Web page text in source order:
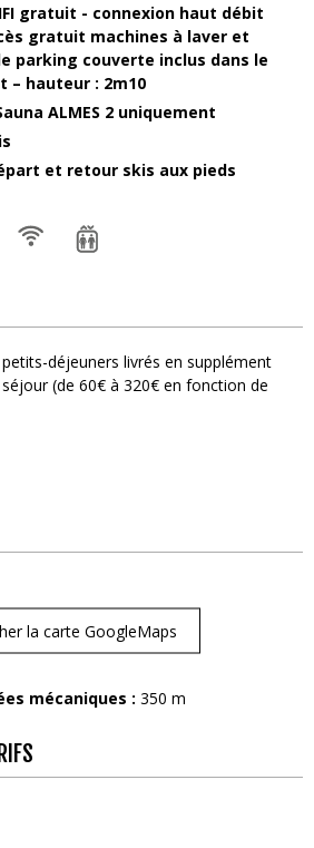
gratuit - connexion haut débit
gratuit machines à laver et
parking couverte inclus dans le
– hauteur : 2m10
ALMES 2 uniquement
et retour skis aux pieds
petits-déjeuners livrés en supplément
(de 60€ à 320€ en fonction de
la carte GoogleMaps
mécaniques : 350 m